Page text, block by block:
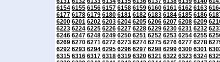
6154 6155 6156 6157 6158 6159 6160 6161 6162 6163
6177 6178 6179 6180 6181 6182 6183 6184 6185 6186
6200 6201 6202 6203 6204 6205 6206 6207 6208 6209
6223 6224 6225 6226 6227 6228 6229 6230 6231 6232
6246 6247 6248 6249 6250 6251 6252 6253 6254 6255
6269 6270 6271 6272 6273 6274 6275 6276 6277 6278
6292 6293 6294 6295 6296 6297 6298 6299 6300 6301
6315 6316 6317 6318 6319 6320 6321 6322 6323 6324